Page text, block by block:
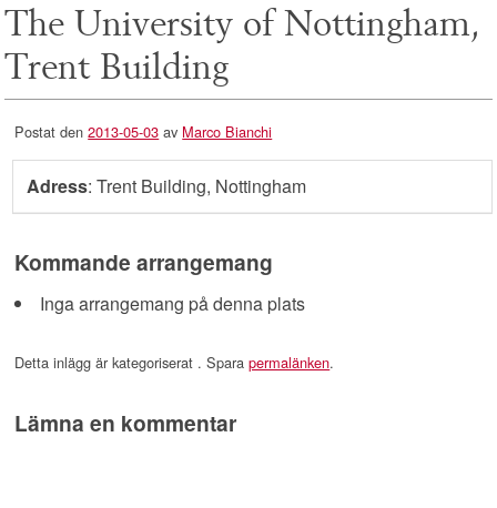
The University of Nottingham,
Trent Building
Postat den2013-05-03 av Marco Bianchi
Adress: Trent Building, Nottingham
Kommande arrangemang
Inga arrangemang på denna plats
Detta inlägg är kategoriserat . Sparapermalänken.
Lämna en kommentar